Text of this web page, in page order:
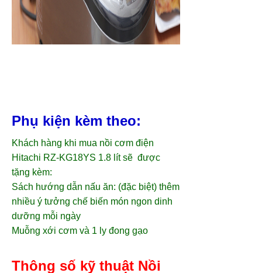
Phụ kiện kèm theo:
Khách hàng khi mua nồi cơm điện
Hitachi RZ-KG18YS 1.8 lít sẽ được
tặng kèm:
Sách hướng dẫn nấu ăn: (đặc biệt) thêm
nhiều ý tưởng chế biến món ngon dinh
dưỡng mỗi ngày
Muỗng xới cơm và 1 ly đong gạo
Thông số kỹ thuật Nồi